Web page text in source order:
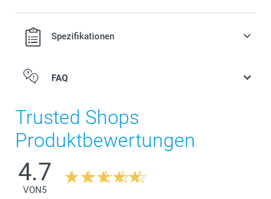
Spezifikationen
FAQ
Trusted Shops
Produktbewertungen
4.7
VON5